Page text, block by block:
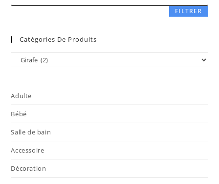
FILTRER
Catégories De Produits
Adulte
Bébé
Salle de bain
Accessoire
Décoration